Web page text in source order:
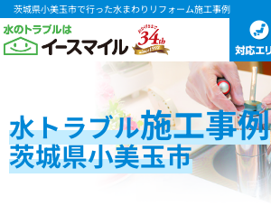
茨城県小美玉市で行った水まわりリフォーム施工事例
水トラブル施工事例
茨城県小美玉市